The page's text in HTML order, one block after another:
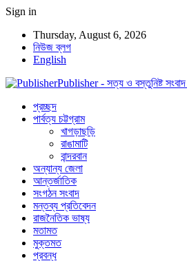
Sign in
Thursday, August 6, 2026
নিউজ ব্লগ
English
Publisher - সত্য ও বস্তুনিষ্ট সংবাদ
প্রচ্ছদ
পার্বত্য চট্টগ্রাম
খাগড়াছড়ি
রাঙামাটি
বান্দরবান
অন্যান্য জেলা
আন্তর্জাতিক
সংগঠন সংবাদ
মন্তব্য প্রতিবেদন
রাজনৈতিক ভাষ্য
মতামত
মুক্তমত
প্রবন্ধ